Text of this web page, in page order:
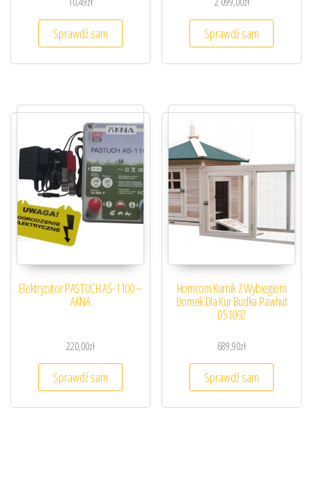
Sprawdź sam Sprawdź sam
Elektryzator PASTUCH AS-1100 –
AKNA
220,00zł
Sprawdź sam
Homcom Kurnik Z Wybiegiem
Domek Dla Kur Budka Pawhut
D51092
689,90zł
Sprawdź sam